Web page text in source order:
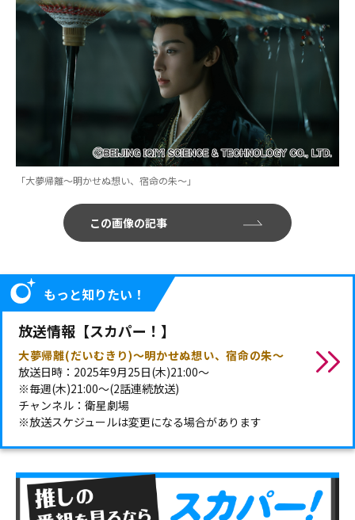
「大夢帰離～明かせぬ想い、宿命の朱～」
この画像の記事
もっと知りたい！
放送情報【スカパー！】
大夢帰離(だいむきり)～明かせぬ想い、宿命の朱～
放送日時：2025年9月25日(木)21:00～
※毎週(木)21:00～(2話連続放送)
チャンネル：衛星劇場
※放送スケジュールは変更になる場合があります